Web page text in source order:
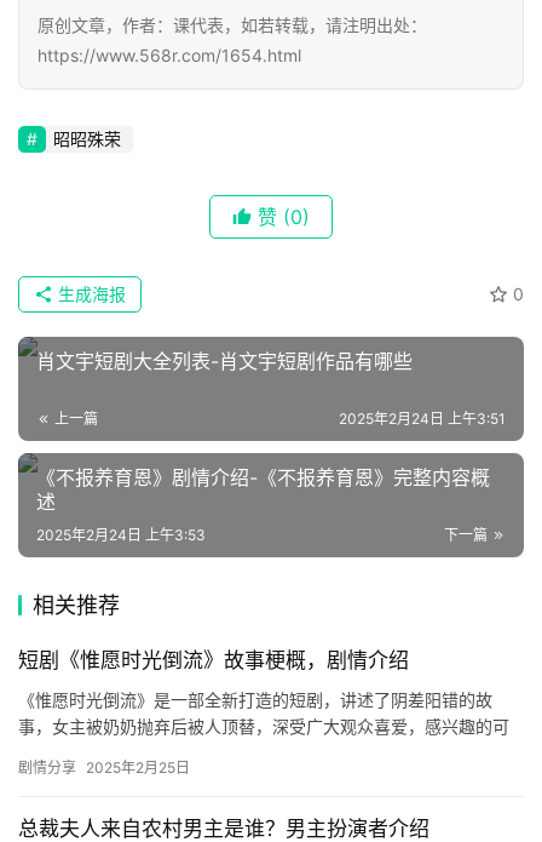
文
集
速
递
🌱
博
主
星
🎬
短
剧
场
原创文章，作者：课代表，如若转载，请注明出处：
https://www.568r.com/1654.html
昭昭殊荣
赞 (0)
0
生成海报
肖文宇短剧大全列表-肖文宇短剧作品有哪些
上一篇 2025年2月24日 上午3:51
《不报养育恩》剧情介绍-《不报养育恩》完整内容概
述
下一篇
2025年2月24日 上午3:53
相关推荐
短剧《惟愿时光倒流》故事梗概，剧情介绍
《惟愿时光倒流》是一部全新打造的短剧，讲述了阴差阳错的故
事，女主被奶奶抛弃后被人顶替，深受广大观众喜爱，感兴趣的可
孙女…
剧情分享 2025年2月25日
总裁夫人来自农村男主是谁？男主扮演者介绍